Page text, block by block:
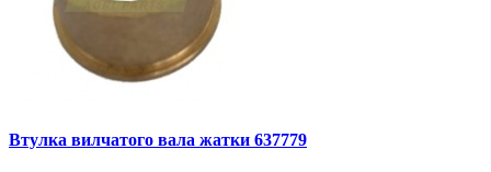
Втулка вилчатого вала жатки 637779